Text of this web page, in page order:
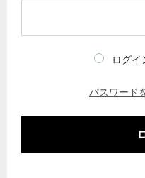
ログイ
パスワード